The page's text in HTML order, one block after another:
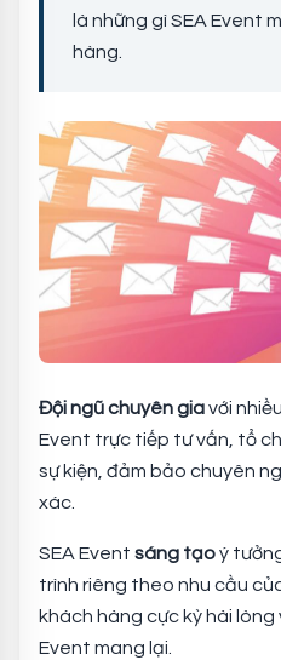
là những gì SEA Event
hàng.
Đội ngũ chuyên giavới
Event trực tiếp tư vấn, tổ
sự kiện, đảm bảo chuyên
xác.
SEA Event sáng tạoý
trình riêng theo nhu cầu
khách hàng cực kỳ hài lòng
Event mang lại.